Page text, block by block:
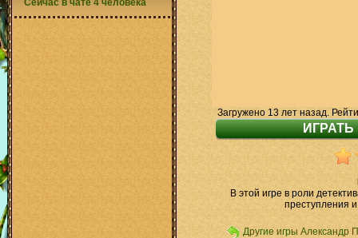
Загружено 13 лет назад.
В этой игре в роли
преступления
Другие игры Александр
Сейчас в чате 4 человека